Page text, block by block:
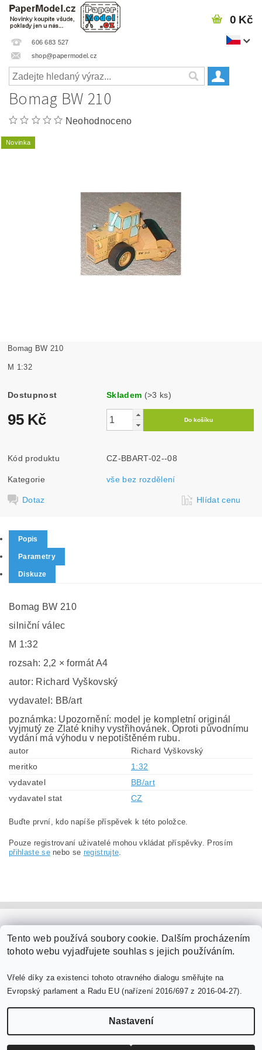
606 683 527
shop@papermodel.cz
0 Kč
Bomag BW 210
Neohodnoceno
Novinka
Bomag BW 210
M 1:32
Dostupnost Skladem (>3 ks)
95 Kč
Kód produktu CZ-BBART-02--08
Kategorie vše bez rozdělení
Dotaz Hlídat cenu
Popis
Parametry
Diskuze
Bomag BW 210
silniční válec
M 1:32
rozsah: 2,2 × formát A4
autor: Richard Vyškovský
vydavatel: BB/art
poznámka: Upozornění: model je kompletní originál
vyjmutý ze Zlaté knihy vystřihovánek. Oproti původnímu
vydání má výhodu v nepotištěném rubu.
autor
Richard Vyškovský
meritko
1:32
vydavatel
BB/art
vydavatel stat
CZ
Buďte první, kdo napíše příspěvek k této položce.
Pouze registrovaní uživatelé mohou vkládat příspěvky. Prosím
přihlaste senebo se registrujte.
Vytvořil Shoptet
Tento web používá soubory cookie. Dalším procházením
tohoto webu vyjadřujete souhlas s jejich používáním.
Vřelé díky za existenci tohoto otravného dialogu směřujte na
Evropský parlament a Radu EU (nařízení 2016/697 z 2016-04-27).
Nastavení